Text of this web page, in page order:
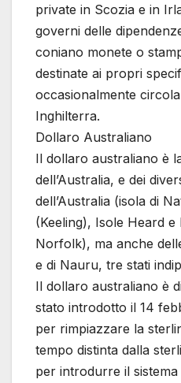
private in Scozia e in
governi delle
coniano monete o
destinate ai propri
occasionalmente
Inghilterra.
Dollaro Australiano
Il dollaro australiano è
dell’Australia, e dei
dell’Australia (isola di
(Keeling), Isole Heard
Norfolk), ma anche
e di Nauru, tre stati
Il dollaro australiano è
stato introdotto il 14
per rimpiazzare la
tempo distinta dalla
per introdurre il